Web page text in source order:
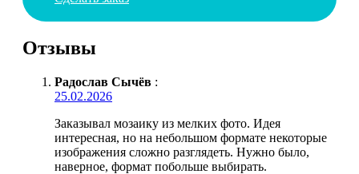
Отзывы
Радослав Сычёв :
25.02.2026
Заказывал мозаику из мелких фото. Идея
интересная, но на небольшом формате некоторые
изображения сложно разглядеть. Нужно было,
наверное, формат побольше выбирать.